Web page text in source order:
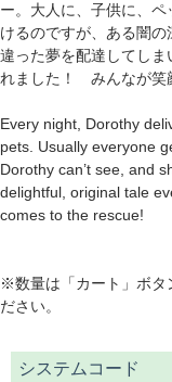
ー。大人に、子供に、
けるのですが、ある闇
違った夢を配達してし
れました！ みんなが笑
Every night, Dorothy
pets. Usually everyone
Dorothy can’t see, and
delightful, original tale
comes to the rescue!
※数量は「カート」ボタ
ださい。
システムコード